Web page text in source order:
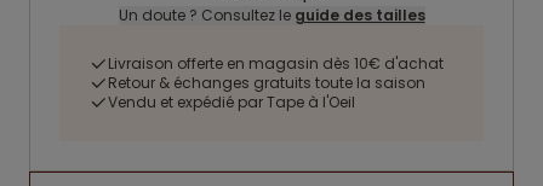
Un doute ? Consultez le guide des tailles
Livraison offerte en magasin dès 10€ d'achat
Retour & échanges gratuits toute la saison
Vendu et expédié par Tape à l'Oeil